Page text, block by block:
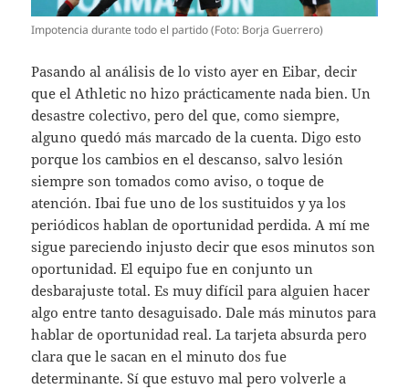
Impotencia durante todo el partido (Foto: Borja Guerrero)
Pasando al análisis de lo visto ayer en Eibar, decir
que el Athletic no hizo prácticamente nada bien. Un
desastre colectivo, pero del que, como siempre,
alguno quedó más marcado de la cuenta. Digo esto
porque los cambios en el descanso, salvo lesión
siempre son tomados como aviso, o toque de
atención. Ibai fue uno de los sustituidos y ya los
periódicos hablan de oportunidad perdida. A mí me
sigue pareciendo injusto decir que esos minutos son
oportunidad. El equipo fue en conjunto un
desbarajuste total. Es muy difícil para alguien hacer
algo entre tanto desaguisado. Dale más minutos para
hablar de oportunidad real. La tarjeta absurda pero
clara que le sacan en el minuto dos fue
determinante. Sí que estuvo mal pero volverle a